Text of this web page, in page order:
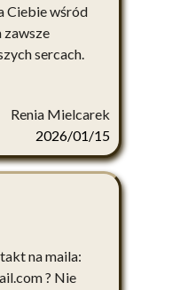
Ciebie wśród
zawsze
sercach.
Renia Mielcarek
2026/01/15
na maila:
? Nie